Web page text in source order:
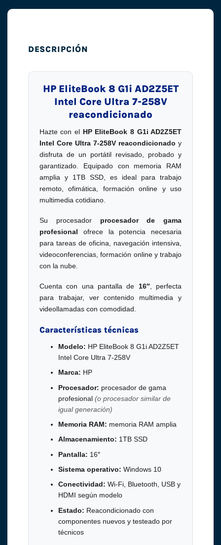
DESCRIPCIÓN
HP EliteBook 8 G1i AD2Z5ET
Intel Core Ultra 7-258V
reacondicionado
Hazte con el HP EliteBook 8 G1i AD2Z5ET
Intel Core Ultra 7-258V reacondicionado y
disfruta de un portátil revisado, probado y
garantizado. Equipado con memoria RAM
amplia y 1TB SSD, es ideal para trabajo
remoto, ofimática, formación online y uso
multimedia cotidiano.
Su procesador procesador de gama
profesional ofrece la potencia necesaria
para tareas de oficina, navegación intensiva,
videoconferencias, formación online y trabajo
con la nube.
Cuenta con una pantalla de 16″, perfecta
para trabajar, ver contenido multimedia y
videollamadas con comodidad.
Características técnicas
Modelo: HP EliteBook 8 G1i AD2Z5ET
Intel Core Ultra 7-258V
Marca: HP
Procesador: procesador de gama
profesional (o procesador similar de
igual generación)
Memoria RAM: memoria RAM amplia
Almacenamiento: 1TB SSD
Pantalla: 16″
Sistema operativo: Windows 10
Conectividad: Wi-Fi, Bluetooth, USB y
HDMI según modelo
Estado: Reacondicionado con
componentes nuevos y testeado por
técnicos